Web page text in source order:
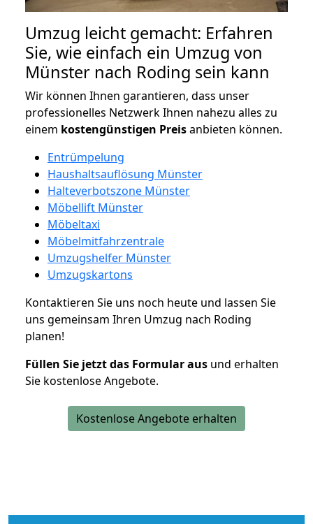
Umzug leicht gemacht: Erfahren
Sie, wie einfach ein Umzug von
Münster nach Roding sein kann
Wir können Ihnen garantieren, dass unser
professionelles Netzwerk Ihnen nahezu alles zu
einem kostengünstigen Preisanbieten können.
Entrümpelung
Haushaltsauflösung Münster
Halteverbotszone Münster
Möbellift Münster
Möbeltaxi
Möbelmitfahrzentrale
Umzugshelfer Münster
Umzugskartons
Kontaktieren Sie uns noch heute und lassen Sie
uns gemeinsam Ihren Umzug nach Roding
planen!
Füllen Sie jetzt das Formular aus und erhalten
Sie kostenlose Angebote.
Kostenlose Angebote erhalten